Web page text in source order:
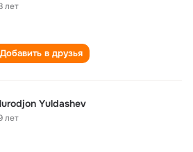
лет
Добавить в друзья
Yuldashev
лет